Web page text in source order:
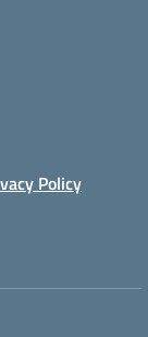
Policy